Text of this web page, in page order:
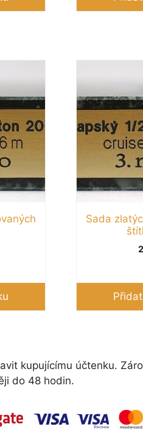
Sada
kupujícímu účtenku.
do 48 hodin.